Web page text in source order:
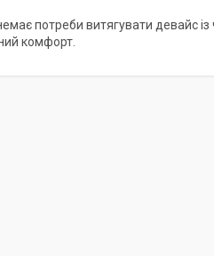
потреби витягувати девайс із
комфорт.